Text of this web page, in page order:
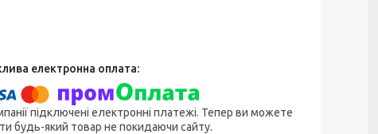
підключені електронні платежі. Тепер ви можете
будь-який товар не покидаючи сайту.